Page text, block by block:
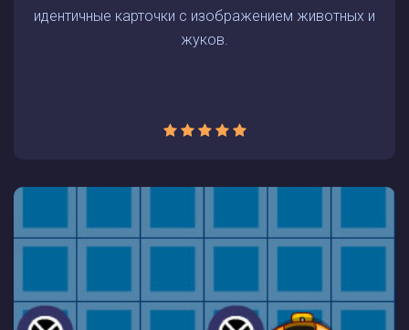
идентичные карточки с изображением животных и
жуков.